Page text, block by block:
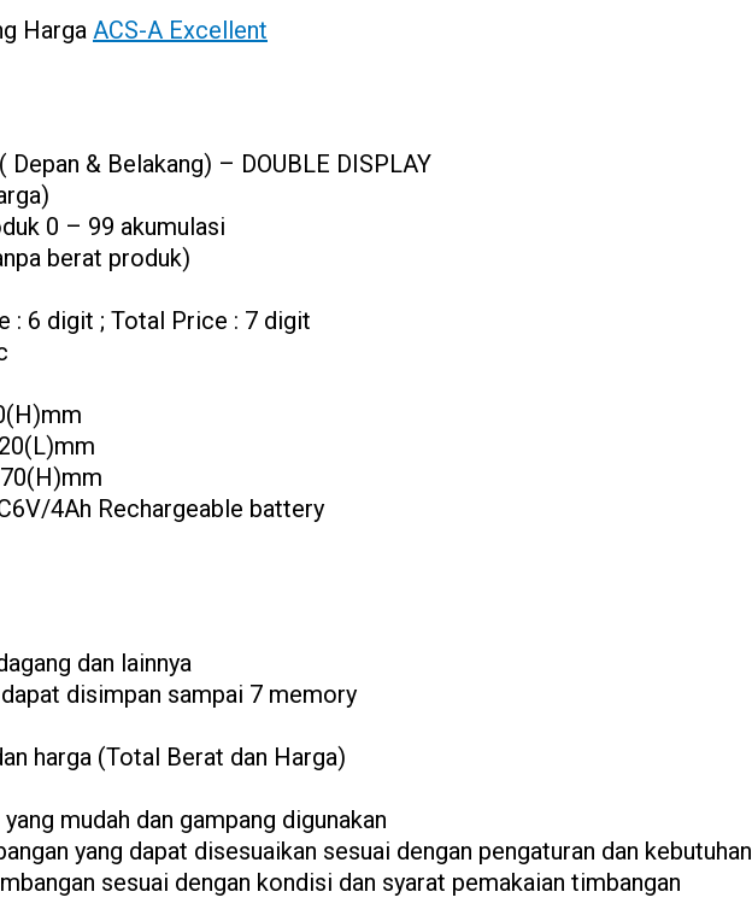
Harga ACS-A Excellent
& Belakang) – DOUBLE DISPLAY
0 – 99 akumulasi
berat produk)
: 6 digit ; Total Price : 7 digit
4Ah Rechargeable battery
dan lainnya
disimpan sampai 7 memory
harga (Total Berat dan Harga)
mudah dan gampang digunakan
yang dapat disesuaikan sesuai dengan pengaturan dan kebutuhan
sesuai dengan kondisi dan syarat pemakaian timbangan